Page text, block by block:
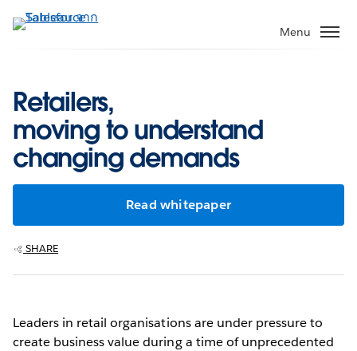
ไป
Menu
Retailers,
moving to understand
changing demands
Read whitepaper
SHARE
Leaders in retail organisations are under pressure to
create business value during a time of unprecedented